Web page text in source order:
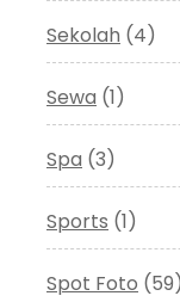
Sekolah (4)
Sewa (1)
Spa (3)
Sports (1)
Spot Foto (59)